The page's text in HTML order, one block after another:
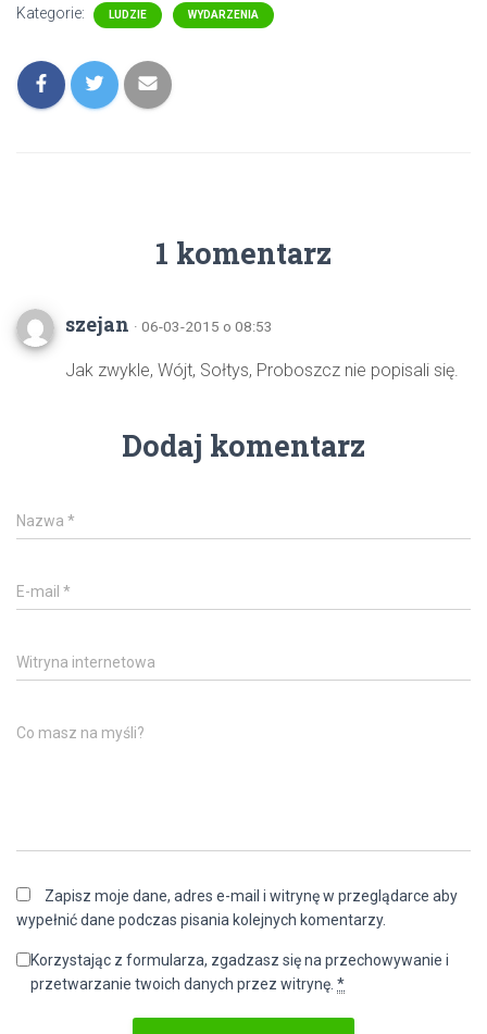
Kategorie: LUDZIE WYDARZENIA
1 komentarz
szejan · 06-03-2015 o 08:53
Jak zwykle, Wójt, Sołtys, Proboszcz nie popisali się.
Dodaj komentarz
Nazwa *
E-mail *
Witryna internetowa
Co masz na myśli?
Zapisz moje dane, adres e-mail i witrynę w przeglądarce aby
wypełnić dane podczas pisania kolejnych komentarzy.
Korzystając z formularza, zgadzasz się na przechowywanie i
przetwarzanie twoich danych przez witrynę. *